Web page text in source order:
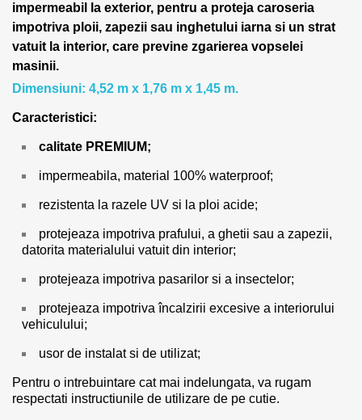
impermeabil la exterior, pentru a proteja caroseria
impotriva ploii, zapezii sau inghetului iarna si un strat
vatuit la interior, care previne zgarierea vopselei
masinii.
Dimensiuni: 4,52 m x 1,76 m x 1,45 m.
Caracteristici:
calitate PREMIUM;
impermeabila, material 100% waterproof;
rezistenta la razele UV si la ploi acide;
protejeaza impotriva prafului, a ghetii sau a zapezii,
datorita materialului vatuit din interior;
protejeaza impotriva pasarilor si a insectelor;
protejeaza impotriva încalzirii excesive a interiorului
vehiculului;
usor de instalat si de utilizat;
Pentru o intrebuintare cat mai indelungata, va rugam
respectati instructiunile de utilizare de pe cutie.